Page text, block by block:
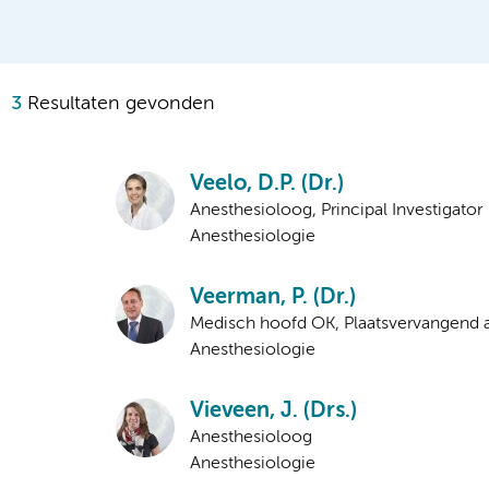
3 Resultaten gevonden
Veelo, D.P. (Dr.)
Anesthesioloog, Principal Investigator
Anesthesiologie
Veerman, P. (Dr.)
Medisch hoofd OK, Plaatsvervangend
Anesthesiologie
Vieveen, J. (Drs.)
Anesthesioloog
Anesthesiologie